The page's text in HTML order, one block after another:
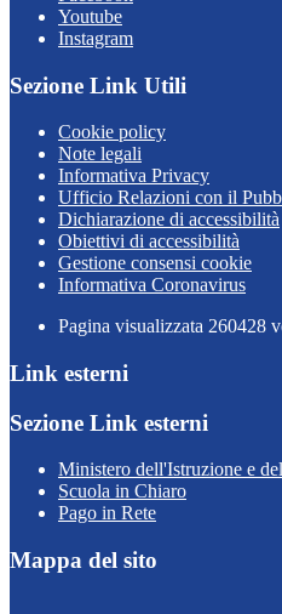
Youtube
Instagram
Sezione Link Utili
Cookie policy
Note legali
Informativa Privacy
Ufficio Relazioni con il
Dichiarazione di accessibilità
Obiettivi di accessibilità
Gestione consensi cookie
Informativa Coronavirus
Pagina visualizzata 260428
Link esterni
Sezione Link esterni
Ministero dell'Istruzione e
Scuola in Chiaro
Pago in Rete
Mappa del sito